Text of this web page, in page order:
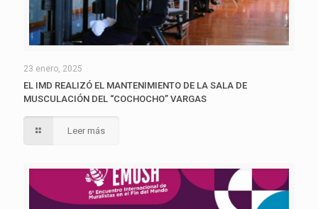
23 enero, 2025
EL IMD REALIZÓ EL MANTENIMIENTO DE LA SALA DE
MUSCULACIÓN DEL “COCHOCHO” VARGAS
Leer más